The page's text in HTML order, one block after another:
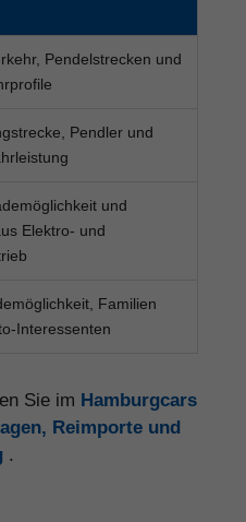
Pendelstrecken und
Pendler und
und
Elektro- und
Familien
Interessenten
Sie im Hamburgcars
Reimporte und
.